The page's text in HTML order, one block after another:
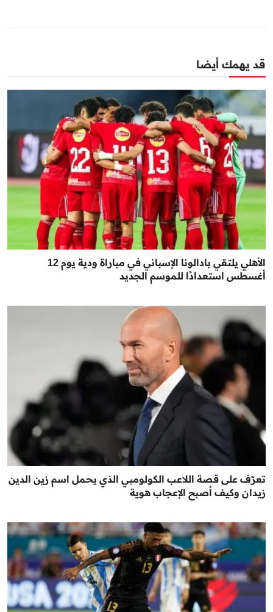
قد يهمك أيضا
الأهلي يلتقي بادالونا الإسباني في مباراة ودية يوم 12
أغسطس استعدادًا للموسم الجديد
تعرّف على قصة اللاعب الكولومبي الذي يحمل اسم زين الدين
زيدان وكيف أصبح الإعجاب هوية